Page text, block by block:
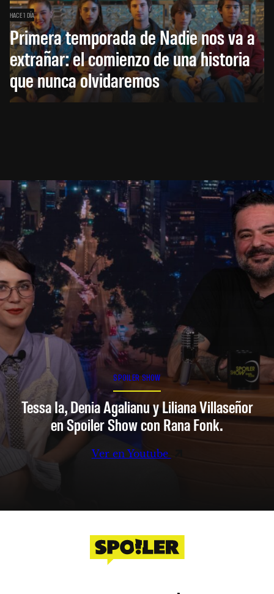
HACE 1 DÍA
Primera temporada de Nadie nos va a
extrañar: el comienzo de una historia
que nunca olvidaremos
SPOILER SHOW
Tessa Ia, Denia Agalianu y Liliana Villaseñor
en Spoiler Show con Rana Fonk.
Ver en Youtube